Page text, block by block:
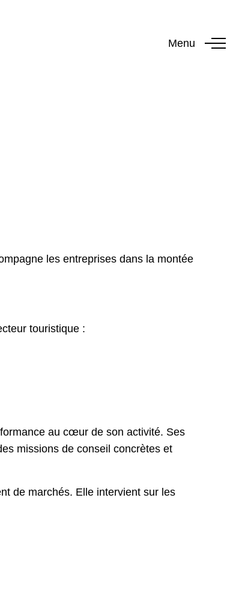
Menu
les entreprises dans la montée
touristique :
au cœur de son activité. Ses
missions de conseil concrètes et
de marchés. Elle intervient sur les